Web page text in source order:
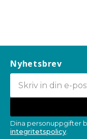
Nyhetsbrev
Dina personuppgifter
integritetspolicy.